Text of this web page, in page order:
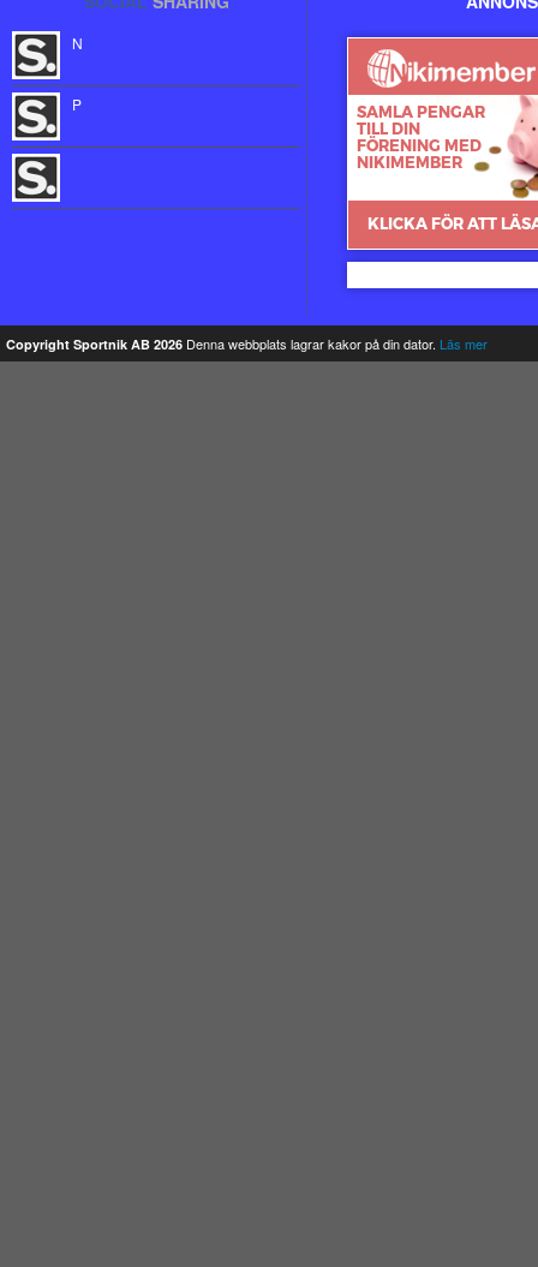
N
P
Copyright Sportnik AB 2026 Denna webbplats lagrar kakor på din dator. Läs mer